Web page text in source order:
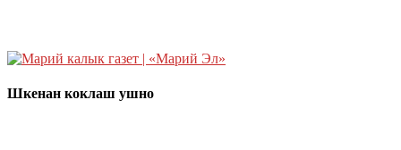
Шкенан коклаш ушно